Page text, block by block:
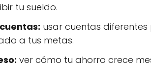
tu sueldo.
usar cuentas
a tus metas.
ver cómo tu ahorro crece